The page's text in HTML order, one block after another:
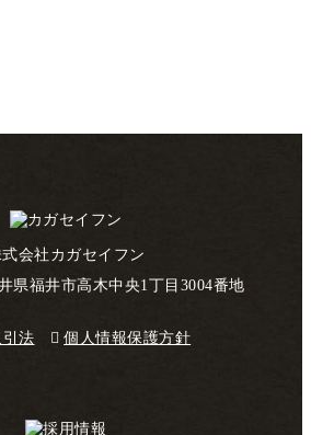
会社カガセイフン
県福井市高木中央1丁目3004番地
法 個人情報保護方針